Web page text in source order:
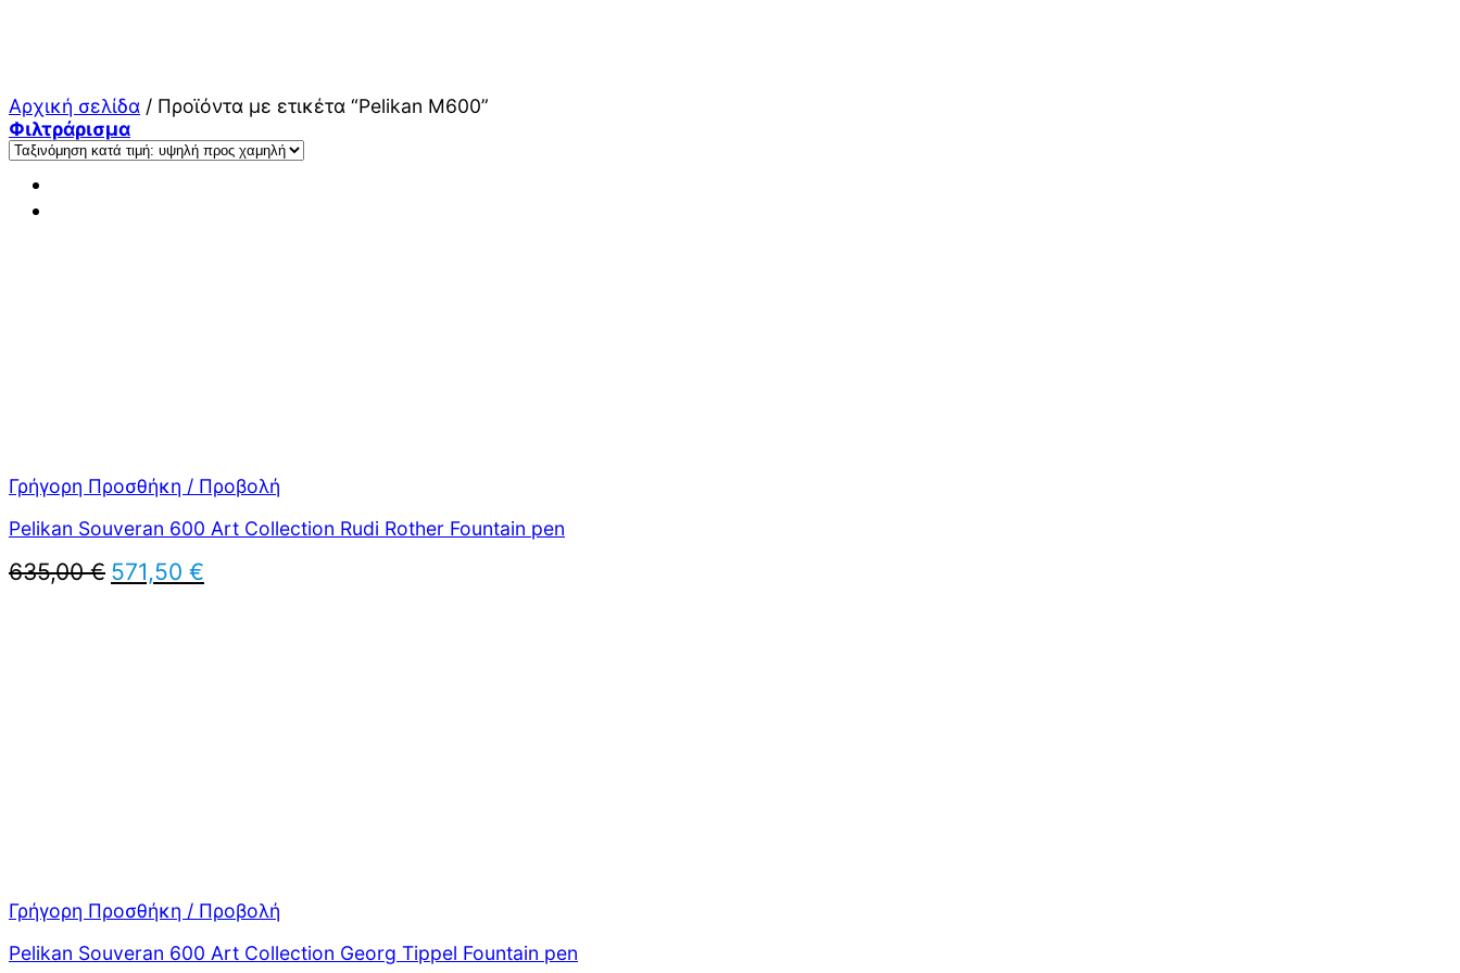
Αρχική σελίδα / Προϊόντα με ετικέτα “Pelikan M600”
Φιλτράρισμα
Γρήγορη Προσθήκη / Προβολή
Pelikan Souveran 600 Art Collection Rudi Rother Fountain pen
635,00€ Original
price
571,50 €
τρέχουσα
Γρήγορη Προσθήκη / Προβολή
Pelikan Souveran 600 Art Collection Georg Tippel Fountain pen